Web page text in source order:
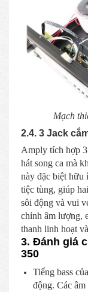
Mạch
2.4. 3 Jack
Amply tích hợp
hát song ca mà
này đặc biệt hữu
tiệc tùng, giúp
sôi động và vui
chỉnh âm lượng,
thanh linh hoạt
3. Đánh giá
350
Tiếng bass
động. Các